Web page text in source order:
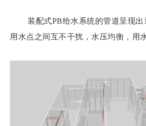
装配式PB给水系统的管道呈现出
用水点之间互不干扰，水压均衡，用